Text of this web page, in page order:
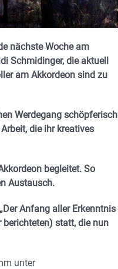
nächste Woche am
Schmidinger, die aktuell
am Akkordeon sind zu
Werdegang schöpferisch
die ihr kreatives
begleitet. So
Austausch.
Anfang aller Erkenntnis
statt, die nun
unter